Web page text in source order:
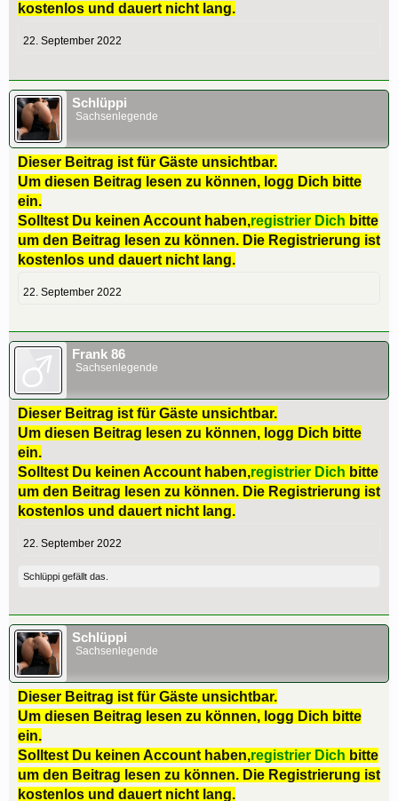
kostenlos und dauert nicht lang.
22. September 2022
Schlüppi
Sachsenlegende
Dieser Beitrag ist für Gäste unsichtbar.
Um diesen Beitrag lesen zu können, logg Dich bitte
ein.
Solltest Du keinen Account haben,registrier Dich bitte
um den Beitrag lesen zu können. Die Registrierung ist
kostenlos und dauert nicht lang.
22. September 2022
Frank 86
Sachsenlegende
Dieser Beitrag ist für Gäste unsichtbar.
Um diesen Beitrag lesen zu können, logg Dich bitte
ein.
Solltest Du keinen Account haben,registrier Dich bitte
um den Beitrag lesen zu können. Die Registrierung ist
kostenlos und dauert nicht lang.
22. September 2022
Schlüppi gefällt das.
Schlüppi
Sachsenlegende
Dieser Beitrag ist für Gäste unsichtbar.
Um diesen Beitrag lesen zu können, logg Dich bitte
ein.
Solltest Du keinen Account haben,registrier Dich bitte
um den Beitrag lesen zu können. Die Registrierung ist
kostenlos und dauert nicht lang.